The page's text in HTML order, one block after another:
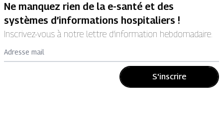
Ne manquez rien de la e-santé et des
systèmes d’informations hospitaliers !
Inscrivez-vous à notre lettre d’information hebdomadaire.
Adresse mail
S'inscrire